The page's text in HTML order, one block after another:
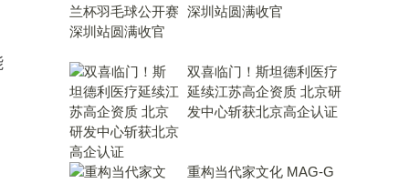
深圳站圆满收官
双喜临门！斯坦德利医疗
延续江苏高企资质 北京研
发中心斩获北京高企认证
重构当代家文化 MAG-G